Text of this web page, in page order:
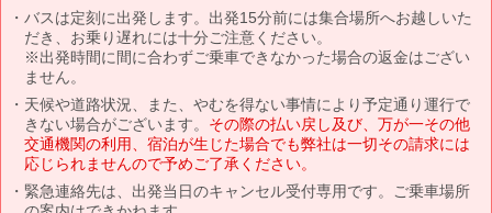
バスは定刻に出発します。出発15分前には集合場所へお越しいた
だき、お乗り遅れには十分ご注意ください。
※出発時間に間に合わずご乗車できなかった場合の返金はござい
ません。
天候や道路状況、また、やむを得ない事情により予定通り運行で
きない場合がございます。 その際の払い戻し及び、万が一その他
交通機関の利用、宿泊が生じた場合でも弊社は一切その請求には
応じられませんので予めご了承ください。
緊急連絡先は、出発当日のキャンセル受付専用です。ご乗車場所